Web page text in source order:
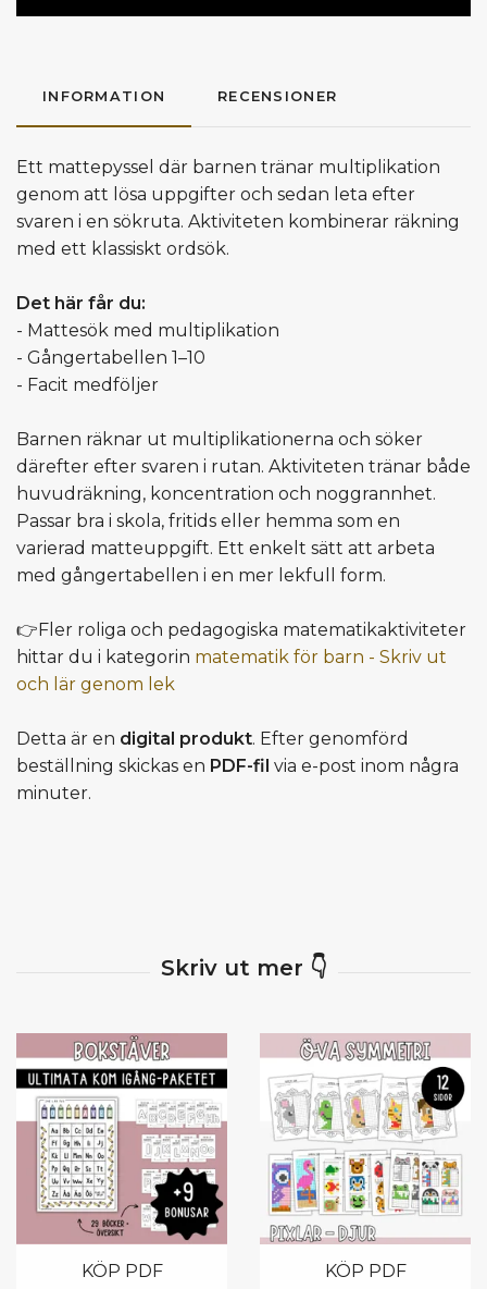
INFORMATION RECENSIONER
Ett mattepyssel där barnen tränar multiplikation
genom att lösa uppgifter och sedan leta efter
svaren i en sökruta. Aktiviteten kombinerar räkning
med ett klassiskt ordsök.
Det här får du:
- Mattesök med multiplikation
- Gångertabellen 1–10
- Facit medföljer
Barnen räknar ut multiplikationerna och söker
därefter efter svaren i rutan. Aktiviteten tränar både
huvudräkning, koncentration och noggrannhet.
Passar bra i skola, fritids eller hemma som en
varierad matteuppgift. Ett enkelt sätt att arbeta
med gångertabellen i en mer lekfull form.
👉Fler roliga och pedagogiska matematikaktiviteter
hittar du i kategorin matematik för barn - Skriv ut
och lär genom lek
Detta är en digital produkt. Efter genomförd
beställning skickas en PDF-fil via e-post inom några
minuter.
KÖP PDF KÖP PDF